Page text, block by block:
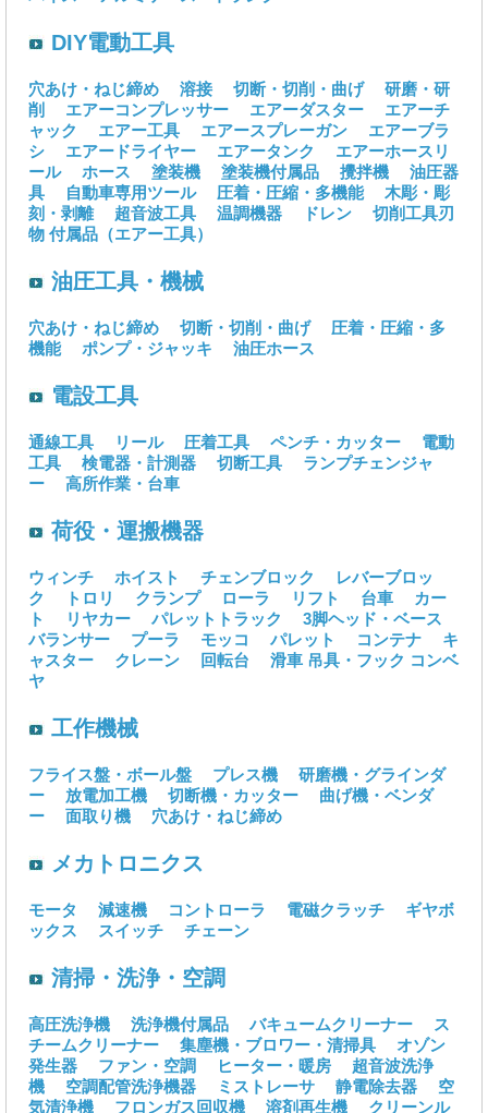
DIY電動工具
穴あけ・ねじ締め 溶接 切断・切削・曲げ
研磨・研
削
エアーコンプレッサー エアーダスター
エアーチ
ャック
エアー工具 エアースプレーガン
エアーブラ
シ
エアードライヤー エアータンク
エアーホースリ
ール
ホース 塗装機 塗装機付属品 攪拌機
油圧器
具
自動車専用ツール 圧着・圧縮・多機能
木彫・彫
刻・剥離
超音波工具 温調機器 ドレン
切削工具刃
物 付属品（エアー工具）
油圧工具・機械
穴あけ・ねじ締め 切断・切削・曲げ
圧着・圧縮・多
機能
ポンプ・ジャッキ 油圧ホース
電設工具
通線工具 リール 圧着工具 ペンチ・カッター
電動
工具
検電器・計測器 切断工具
ランプチェンジャ
ー
高所作業・台車
荷役・運搬機器
ウィンチ ホイスト チェンブロック
レバーブロッ
ク
トロリ クランプ ローラ リフト 台車
カー
ト
リヤカー パレットトラック
3脚ヘッド・ベース
バランサー
プーラ モッコ パレット コンテナ
キ
ャスター
クレーン 回転台 滑車 吊具・フック コンベ
ヤ
工作機械
フライス盤・ボール盤 プレス機
研磨機・グラインダ
ー
放電加工機 切断機・カッター
曲げ機・ベンダ
ー
面取り機 穴あけ・ねじ締め
メカトロニクス
モータ 減速機 コントローラ 電磁クラッチ
ギヤボ
ックス
スイッチ チェーン
清掃・洗浄・空調
高圧洗浄機 洗浄機付属品 バキュームクリーナー
ス
チームクリーナー
集塵機・ブロワー・清掃具
オゾン
発生器
ファン・空調 ヒーター・暖房
超音波洗浄
機
空調配管洗浄機器 ミストレーサ 静電除去器
空
気清浄機
フロンガス回収機 溶剤再生機
クリーンル